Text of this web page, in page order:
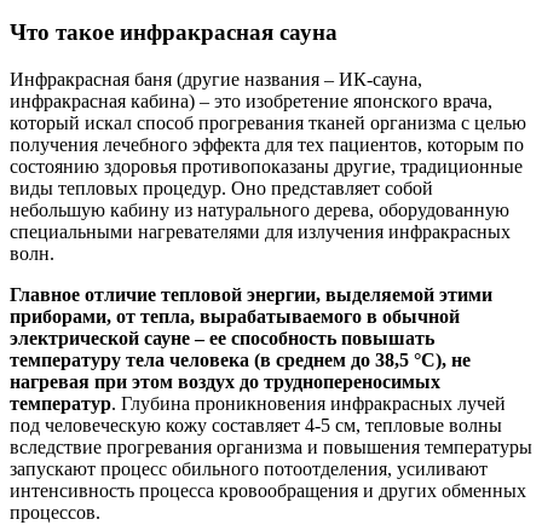
Что такое инфракрасная сауна
Инфракрасная баня (другие названия – ИК-сауна,
инфракрасная кабина) – это изобретение японского врача,
который искал способ прогревания тканей организма с целью
получения лечебного эффекта для тех пациентов, которым по
состоянию здоровья противопоказаны другие, традиционные
виды тепловых процедур. Оно представляет собой
небольшую кабину из натурального дерева, оборудованную
специальными нагревателями для излучения инфракрасных
волн.
Главное отличие тепловой энергии, выделяемой этими
приборами, от тепла, вырабатываемого в обычной
электрической сауне – ее способность повышать
температуру тела человека (в среднем до 38,5 °С), не
нагревая при этом воздух до труднопереносимых
температур. Глубина проникновения инфракрасных лучей
под человеческую кожу составляет 4-5 см, тепловые волны
вследствие прогревания организма и повышения температуры
запускают процесс обильного потоотделения, усиливают
интенсивность процесса кровообращения и других обменных
процессов.